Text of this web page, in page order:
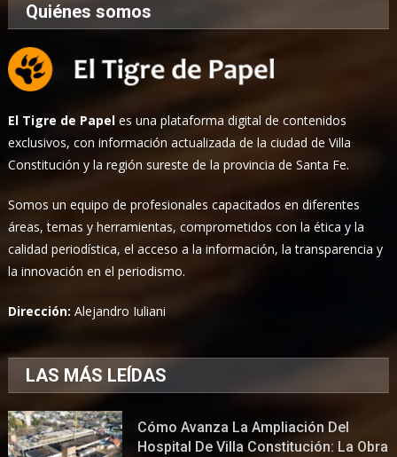
Quiénes somos
El Tigre de Papel es una plataforma digital de contenidos
exclusivos, con información actualizada de la ciudad de Villa
Constitución y la región sureste de la provincia de Santa Fe.
Somos un equipo de profesionales capacitados en diferentes
áreas, temas y herramientas, comprometidos con la ética y la
calidad periodística, el acceso a la información, la transparencia y
la innovación en el periodismo.
Dirección:Alejandro Iuliani
LAS MÁS LEÍDAS
Cómo Avanza La Ampliación Del
Hospital De Villa Constitución: La Obra